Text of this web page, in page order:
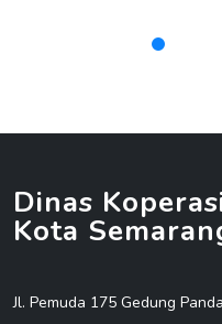
Dinas
Kota
Jl. Pemuda 175 Gedung